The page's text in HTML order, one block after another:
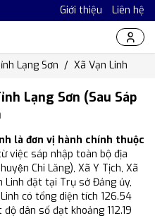
Giới thiệu Liên hệ
Lạng Sơn Xã Vạn Linh
Lạng Sơn (Sau Sáp
là đơn vị hành chính thuộc
việc sáp nhập toàn bộ địa
Chi Lăng), Xã Y Tịch, Xã
Linh đặt tại Trụ sở Đảng ủy,
Linh có tổng diện tích 126.54
dân số đạt khoảng 112.19